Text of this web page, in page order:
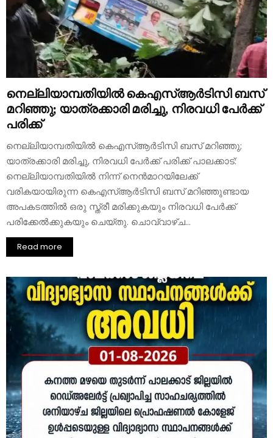
നെല്ലിയാമ്പതിയിൽ കെഎസ്ആർടിസി ബസ്
മറിഞ്ഞു; യാത്രക്കാരി മരിച്ചു, നിരവധി പേർക്ക്
പരിക്ക്
നെല്ലിയാമ്പതിയിൽ കെഎസ്ആർടിസി ബസ് മറിഞ്ഞു;
യാത്രക്കാരി മരിച്ചു, നിരവധി പേർക്ക് പരിക്ക് പാലക്കാട്:
നെല്ലിയാമ്പതിയിൽ നിന്ന് നെൻമാറയിലേക്ക്
വരികയായിരുന്ന കെഎസ്ആർടിസി ബസ് മറിഞ്ഞുണ്ടായ
അപകടത്തിൽ ഒരു സ്ത്രീ മരിക്കുകയും നിരവധി പേർക്ക്
പരിക്കേൽക്കുകയും ചെയ്തു. ചൊവ്വാഴ്ച...
Read more